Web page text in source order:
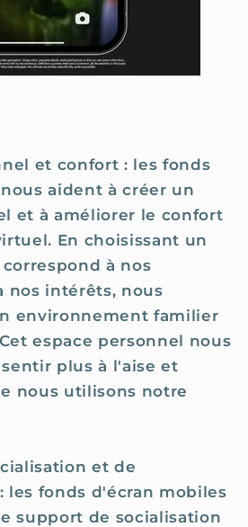
et confort : les fonds
aident à créer un
et à améliorer le confort
En choisissant un
à nos
nos intérêts, nous
environnement familier
espace personnel nous
plus à l'aise et
nous utilisons notre
et de
les fonds d'écran mobiles
support de socialisation